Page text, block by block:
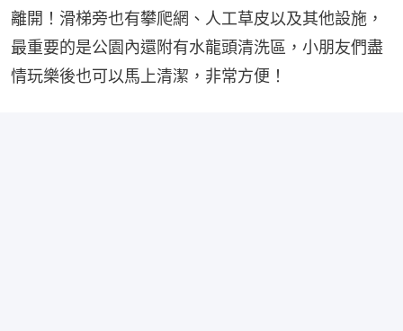
離開！滑梯旁也有攀爬網、人工草皮以及其他設施，
最重要的是公園內還附有水龍頭清洗區，小朋友們盡
情玩樂後也可以馬上清潔，非常方便！